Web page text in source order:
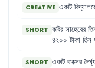
৫
CREATIVE একটি
SHORT কবির সাহেবের
৪২০০ টাকা তিন
SHORT একটি বাক্সের